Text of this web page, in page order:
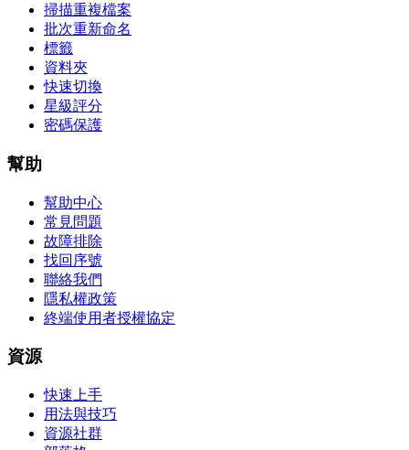
掃描重複檔案
批次重新命名
標籤
資料夾
快速切換
星級評分
密碼保護
幫助
幫助中心
常見問題
故障排除
找回序號
聯絡我們
隱私權政策
終端使用者授權協定
資源
快速上手
用法與技巧
資源社群